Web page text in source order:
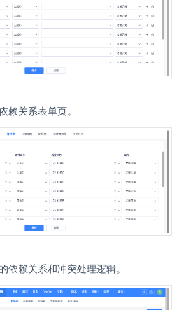
赖关系表单页。
依赖关系和冲突处理逻辑。